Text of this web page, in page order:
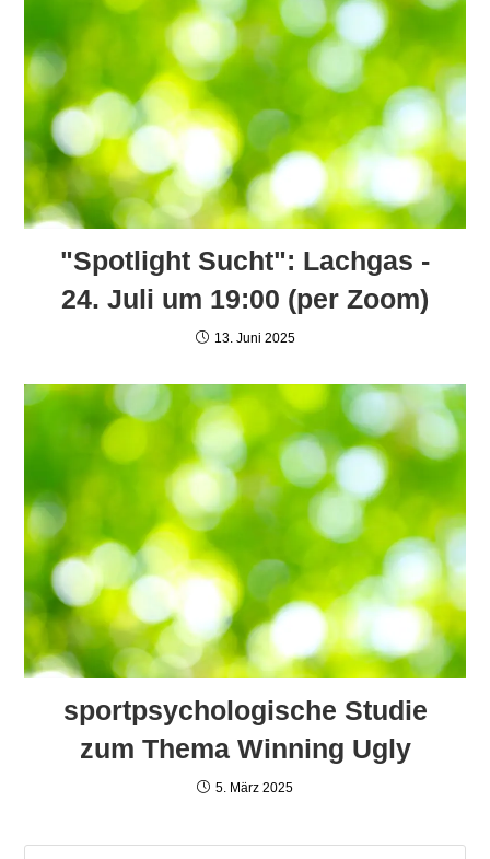
"Spotlight Sucht": Lachgas -
24. Juli um 19:00 (per Zoom)
13. Juni 2025
sportpsychologische Studie
zum Thema Winning Ugly
5. März 2025